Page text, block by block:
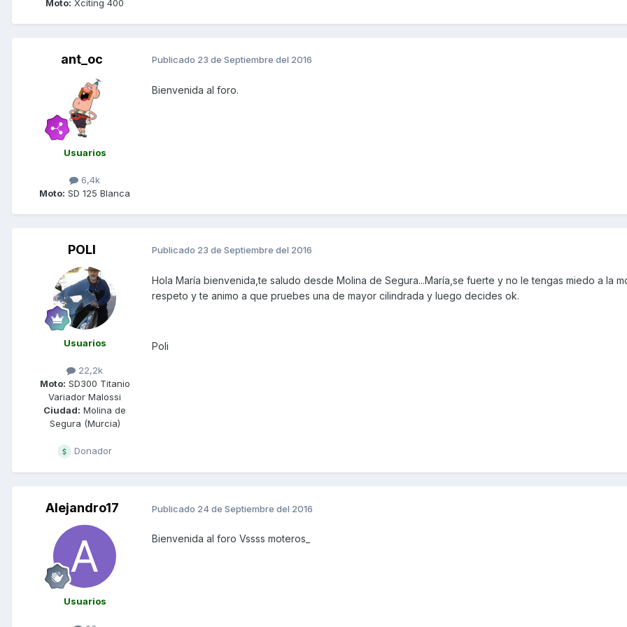
Moto: Xciting 400
ant_oc
Usuarios
6,4k
Moto: SD 125 Blanca
Publicado 23 de Septiembre del 2016
Bienvenida al foro.
POLI
Usuarios
22,2k
Moto: SD300 Titanio
Variador Malossi
Ciudad: Molina de
Segura (Murcia)
Donador
Publicado 23 de Septiembre del 2016
Hola María bienvenida,te saludo desde Molina de Segura...María,se fuerte y no le tengas miedo a la
respeto y te animo a que pruebes una de mayor cilindrada y luego decides ok.
Poli
Alejandro17
Usuarios
Publicado 24 de Septiembre del 2016
Bienvenida al foro Vssss moteros_